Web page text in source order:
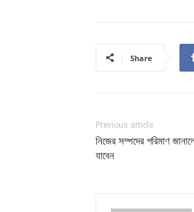
Share
Previous article
নিজের সম্পদের পরিমাণ
যাবেন